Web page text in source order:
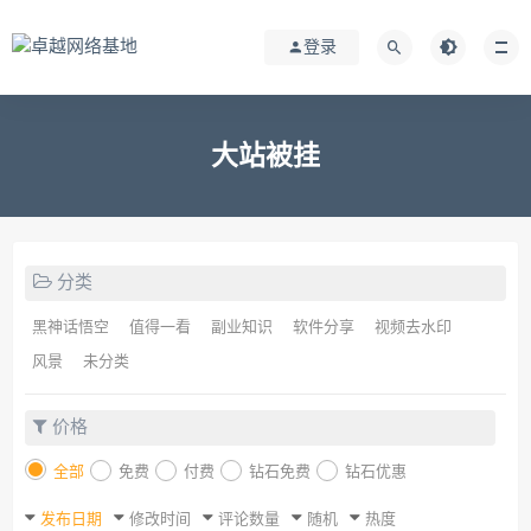
登录
大站被挂
分类
黑神话悟空 值得一看 副业知识 软件分享 视频去水印
风景 未分类
价格
全部 免费 付费 钻石免费 钻石优惠
发布日期 修改时间 评论数量 随机 热度